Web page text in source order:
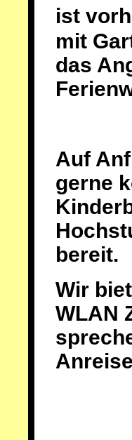
ist
mit
das
Auf
gerne
bereit.
Wir
WLAN